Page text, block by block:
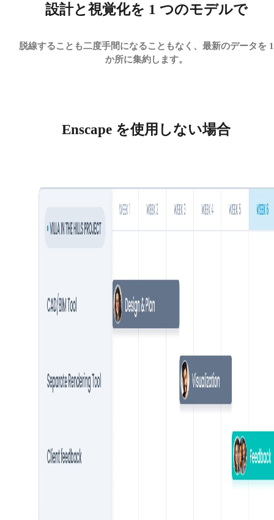
設計と視覚化を 1 つのモデルで
脱線することも二度手間になることもなく、最新のデータを 1
か所に集約します。
Enscape を使用しない場合